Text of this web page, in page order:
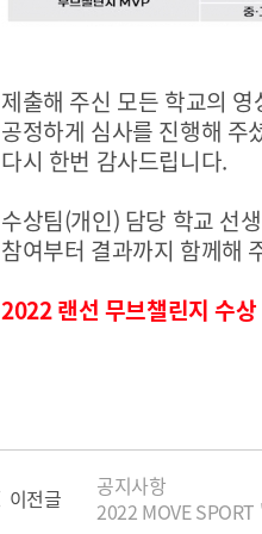
제출해 주신 모든 학교의
공정하게 심사를 진행해 주
다시 한번 감사드립니다.
수상팀(개인) 담당 학교 선
참여부터 결과까지 함께해
2022랜선 무브챌린지 수상
이전글
공지사항
2022 MOVE